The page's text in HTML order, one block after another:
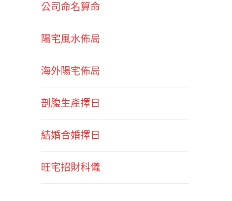
公司命名算命
陽宅風水佈局
海外陽宅佈局
剖腹生產擇日
結婚合婚擇日
旺宅招財科儀